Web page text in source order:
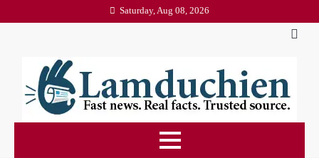
to
Saturday, Aug 08, 2026